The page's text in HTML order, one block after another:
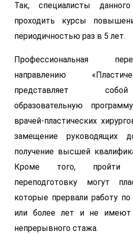
Так, специалисты
проходить курсы
периодичностью раз в 5 лет.
Профессиональная
направлению
представляет
образовательную
врачей-пластических
замещение руководящих
получение высшей
Кроме того, пройти
переподготовку могут
которые прервали работу
или более лет и не имеют
непрерывного стажа.